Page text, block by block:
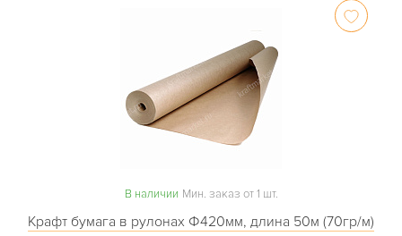
В наличии Мин. заказ от 1 шт.
Крафт бумага в рулонах Ф420мм, длина 50м (70гр/м)